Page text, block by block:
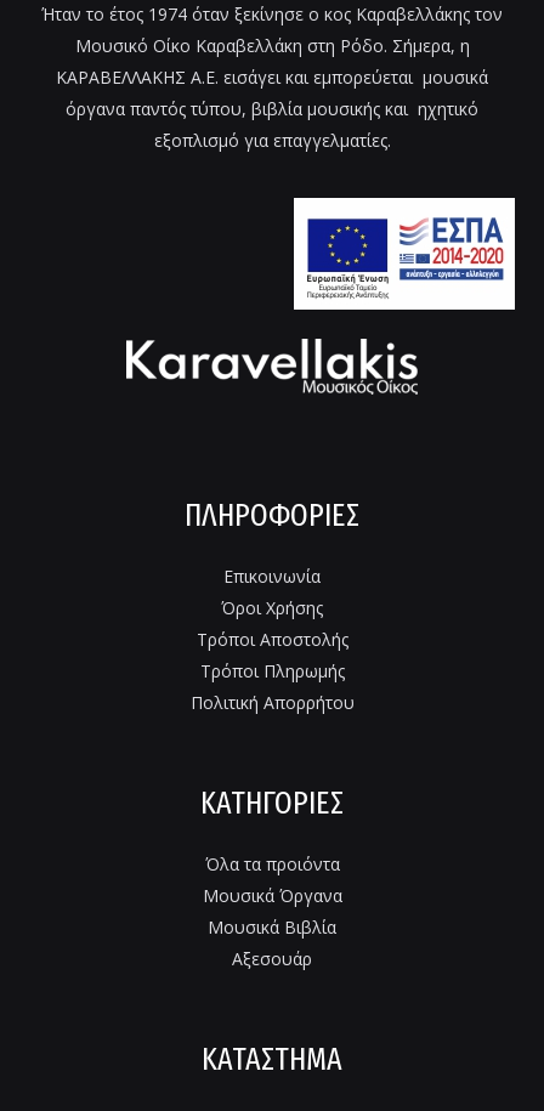
Ήταν το έτος 1974 όταν ξεκίνησε ο κος Καραβελλάκης τον
Μουσικό Οίκο Καραβελλάκη στη Ρόδο. Σήμερα, η
ΚΑΡΑΒΕΛΛΑΚΗΣ Α.Ε. εισάγει και εμπορεύεται μουσικά
όργανα παντός τύπου, βιβλία μουσικής και ηχητικό
εξοπλισμό για επαγγελματίες.
ΠΛΗΡΟΦΟΡΊΕΣ
Επικοινωνία
Όροι Χρήσης
Τρόποι Αποστολής
Τρόποι Πληρωμής
Πολιτική Απορρήτου
ΚΑΤΗΓΟΡΙΕΣ
Όλα τα προιόντα
Μουσικά Όργανα
Μουσικά Βιβλία
Αξεσουάρ
ΚΑΤΑΣΤΗΜΑ